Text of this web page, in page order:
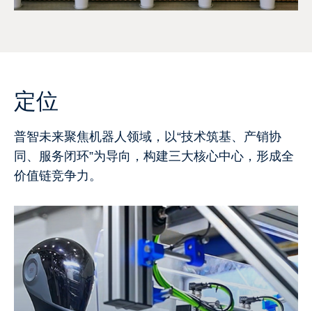
定位
普智未来聚焦机器人领域，以“技术筑基、产销协
同、服务闭环”为导向，构建三大核心中心，形成全
价值链竞争力。